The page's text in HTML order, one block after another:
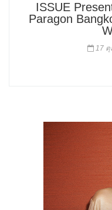
ISSUE
Paragon
17 ตุ